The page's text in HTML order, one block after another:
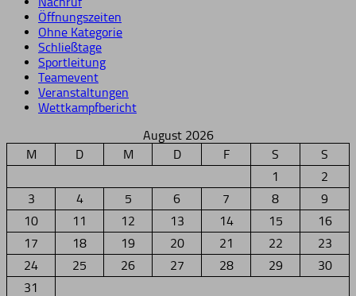
Öffnungszeiten
Ohne Kategorie
Schließtage
Sportleitung
Teamevent
Veranstaltungen
Wettkampfbericht
August 2026
M
D M D F S
S
1
2
3
4 5 6 7 8
9
10
11 12 13 14 15
16
17
18 19 20 21 22
23
24
25 26 27 28 29
30
31